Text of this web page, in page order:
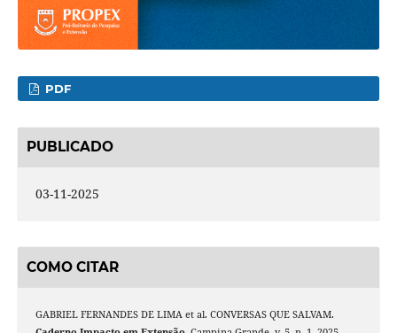
PDF
PUBLICADO
03-11-2025
COMO CITAR
GABRIEL FERNANDES DE LIMA et al. CONVERSAS QUE SALVAM.